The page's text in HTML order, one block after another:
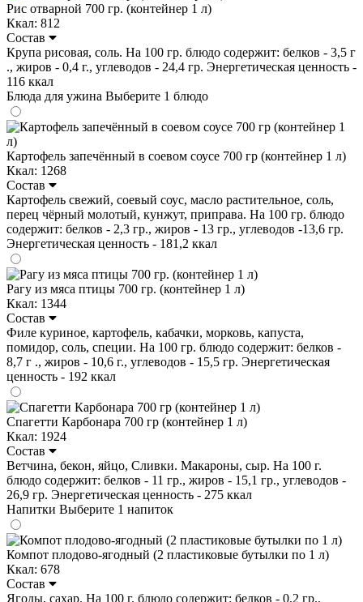
Рис отварной 700 гр. (контейнер 1 л)
Ккал: 812
Состав
Крупа рисовая, соль. На 100 гр. блюдо содержит: белков - 3,5 г
., жиров - 0,4 г., углеводов - 24,4 гр. Энергетическая ценность -
116 ккал
Блюда для ужина Выберите 1 блюдо
Картофель запечённый в соевом соусе 700 гр (контейнер 1 л)
Ккал: 1268
Состав
Картофель свежий, соевый соус, масло растительное, соль,
перец чёрный молотый, кунжут, приправа. На 100 гр. блюдо
содержит: белков - 2,3 гр., жиров - 13 гр., углеводов -13,6 гр.
Энергетическая ценность - 181,2 ккал
Рагу из мяса птицы 700 гр. (контейнер 1 л)
Ккал: 1344
Состав
Филе куриное, картофель, кабачки, морковь, капуста,
помидор, соль, специи. На 100 гр. блюдо содержит: белков -
8,7 г ., жиров - 10,6 г., углеводов - 15,5 гр. Энергетическая
ценность - 192 ккал
Спагетти Карбонара 700 гр (контейнер 1 л)
Ккал: 1924
Состав
Ветчина, бекон, яйцо, Сливки. Макароны, сыр. На 100 г.
блюдо содержит: белков - 11 гр., жиров - 15,1 гр., углеводов -
26,9 гр. Энергетическая ценность - 275 ккал
Напитки Выберите 1 напиток
Компот плодово-ягодный (2 пластиковые бутылки по 1 л)
Ккал: 678
Состав
Ягоды, сахар. На 100 г. блюдо содержит: белков - 0,2 гр.,